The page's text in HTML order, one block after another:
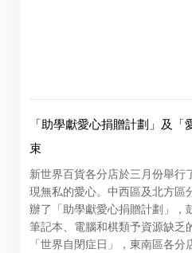
「助學獻愛心捐贈計劃」及
束
新世界百貨各分店於三月份舉行
現無私的愛心。中西區及北方
辦了「助學獻愛心捐贈計劃」，
筆記本、電腦和棋類予資源缺乏
「世界自閉症日」，東南區各
公告(補發
閣下可透過以下由卓佳*提供服
國有限公司(「本公司」)的相
保證通過以下網站所提供的任
確性或及時性。